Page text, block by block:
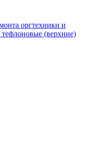
оргтехники и
(верхние)